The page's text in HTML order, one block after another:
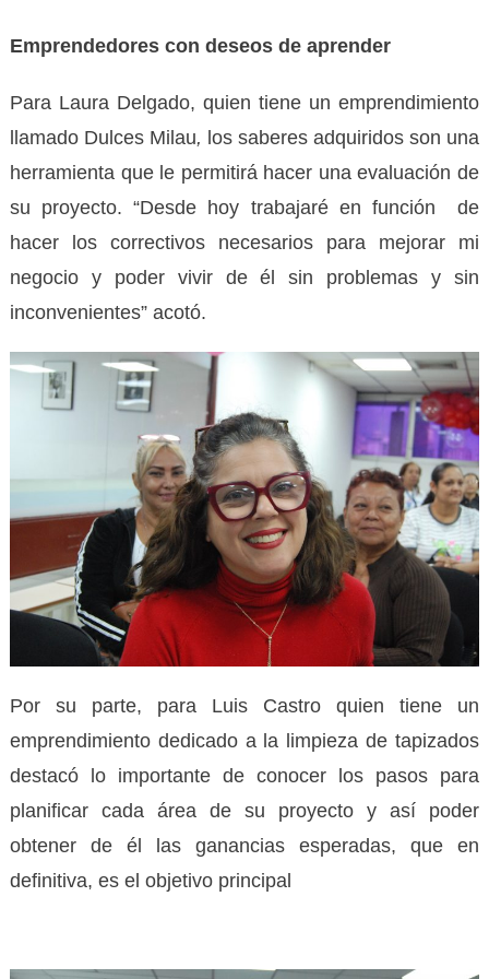
Emprendedores con deseos de aprender
Para Laura Delgado, quien tiene un emprendimiento
llamado Dulces Milau, los saberes adquiridos son una
herramienta que le permitirá hacer una evaluación de
su proyecto. “Desde hoy trabajaré en función de
hacer los correctivos necesarios para mejorar mi
negocio y poder vivir de él sin problemas y sin
inconvenientes” acotó.
Por su parte, para Luis Castro quien tiene un
emprendimiento dedicado a la limpieza de tapizados
destacó lo importante de conocer los pasos para
planificar cada área de su proyecto y así poder
obtener de él las ganancias esperadas, que en
definitiva, es el objetivo principal